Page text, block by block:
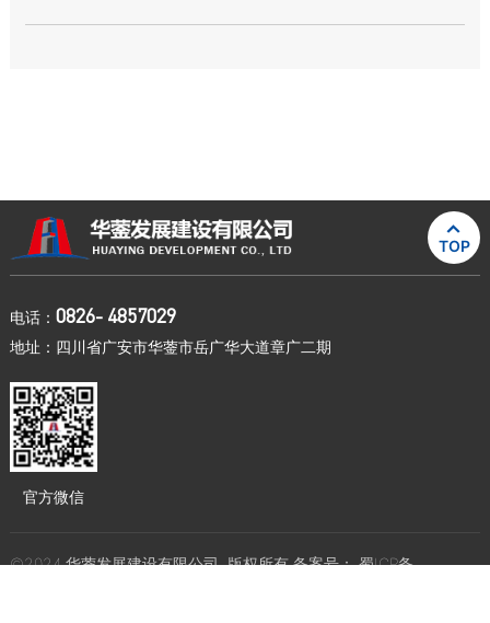

TOP
电话： 0826- 4857029
地址：四川省广安市华蓥市岳广华大道章广二期
官方微信
©2024 华蓥发展建设有限公司. 版权所有 备案号：蜀ICP备